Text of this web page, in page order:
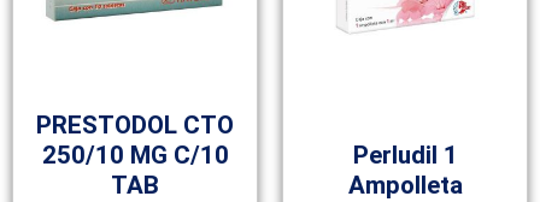
PRESTODOL CTO
250/10 MG C/10
TAB
Perludil 1
Ampolleta